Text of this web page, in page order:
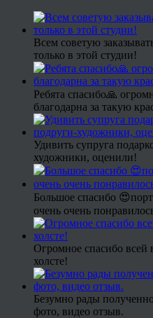
Всем советую
только в этой студии!
Ребята спасибо🙏
благодарна за такую
Удивить супруга
художники, оценили!
Большое спасибо
очень очень
Огромное спасибо всей
холсте!
Безумно рады
фото, видео отзыв.